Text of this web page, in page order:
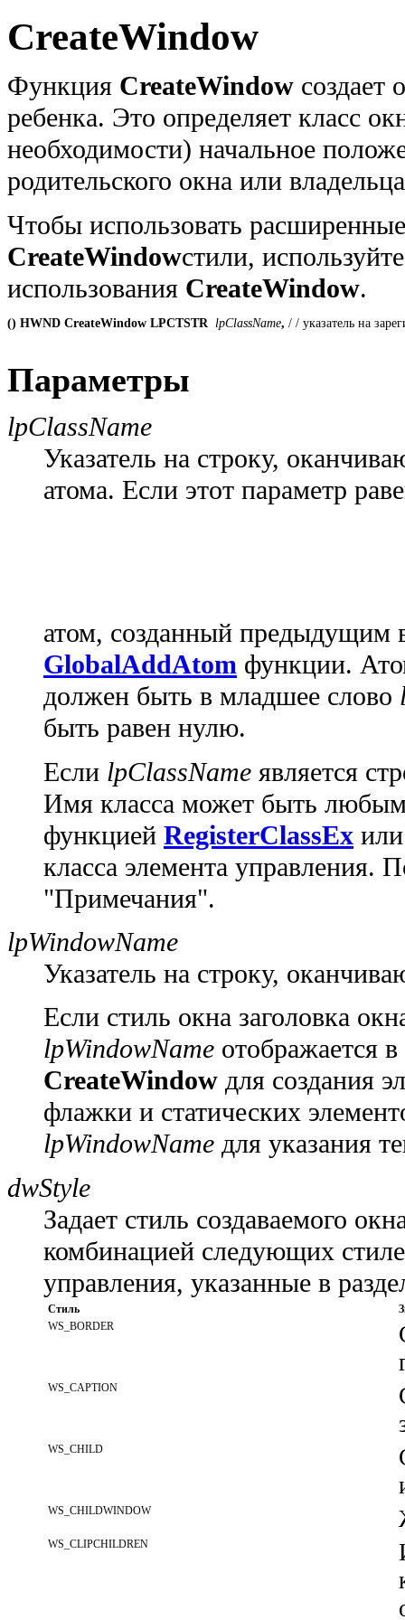
CreateWindow
Функция CreateWindow
ребенка. Это определяет класс
необходимости) начальное
родительского окна или
Чтобы использовать
CreateWindowстили,
использования CreateWindow.
() HWND CreateWindow LPCTSTR lpClassName, / / указатель на
Параметры
lpClassName
Указатель на строку,
атома. Если этот параметр
атом, созданный предыдущим
GlobalAddAtom функции.
должен быть в младшее слово
быть равен нулю.
Если lpClassName является
Имя класса может быть
функцией RegisterClassEx
класса элемента управления.
"Примечания".
lpWindowName
Указатель на строку,
Если стиль окна заголовка
lpWindowName отображается
CreateWindow для создания
флажки и статических
lpWindowName для указания
dwStyle
Задает стиль создаваемого
комбинацией следующих
управления, указанные в
Стиль
WS_BORDER
WS_CAPTION
WS_CHILD
WS_CHILDWINDOW
WS_CLIPCHILDREN